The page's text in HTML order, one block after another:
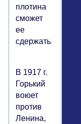
плотина
сможет
ее
сдержать.
В 1917 г.
Горький
воюет
против
Ленина,